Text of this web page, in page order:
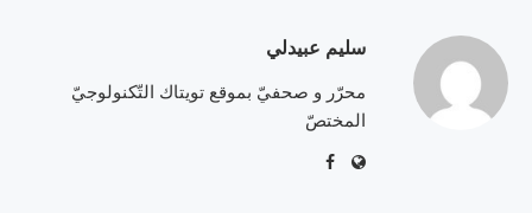
سليم عبيدلي
محرّر و صحفيّ بموقع تويتاك التّكنولوجيّ
المختصّ